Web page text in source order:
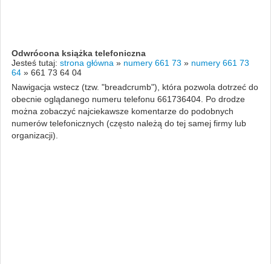
Odwrócona książka telefoniczna
Jesteś tutaj: strona główna » numery 661 73 » numery 661 73
64 » 661 73 64 04
Nawigacja wstecz (tzw. "breadcrumb"), która pozwola dotrzeć do
obecnie oglądanego numeru telefonu 661736404. Po drodze
można zobaczyć najciekawsze komentarze do podobnych
numerów telefonicznych (często należą do tej samej firmy lub
organizacji).